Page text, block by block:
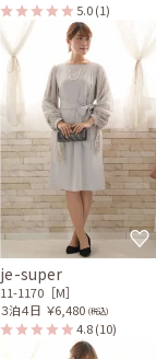
5.0(1)
je-super
11-1170［M］
３泊４日 ￥6,480 (税込)
4.8(10)